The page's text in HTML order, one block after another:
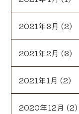
2021年3月 (2)
2021年2月 (3)
2021年1月 (2)
2020年12月 (2)